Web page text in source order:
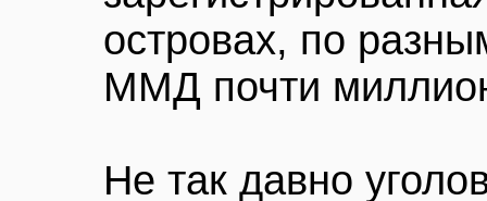
островах, по
ММД почти
Не так давно